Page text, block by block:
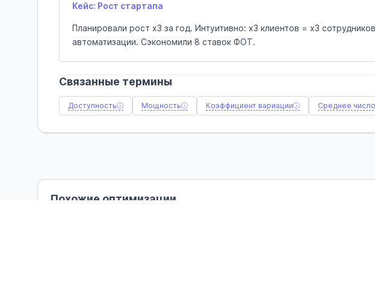
Кейс: Рост стартапа
Планировали рост x3 за год. Интуитивно: x3 клиентов = x3
автоматизации. Сэкономили 8 ставок ФОТ.
Связанные термины
Доступность Мощность Коэффициент вариации Среднее
Похожие оптимизации